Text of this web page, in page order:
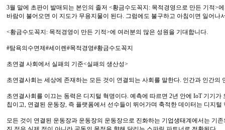
3월 말에 초판이 발매되는 본인의 졸저 <황금수도꼭지: 목적경영으로 만든 기적>
바람이 불어오면 이 지도가 무용지물이 된다. 그럼에도 불구하고 아침이면 일어
<황금수도꼭지: 목적경영이 만든 기적>에 여러분의 많은 성원을 기대합니다.
#탐욕의수면제#세이렌#목적경영#황금수도꼭지
초연결 사회에서 실패의 기준<실패의 생산성>
초연결사회는 세상에 존재하는 모든 것이 연결되는 사회를 말한다. 인간과 인간
초연결사회를 이끄는 동력은 디지털 혁명이다. 예측에 따르면 2년 안에 IoT 기기
칩이고, 연결된 운동장, 즉 플랫폼에서 선수들이 뛰어가며 축적한 데이터는 디지털
모든 것이 연결된 운동장과 운동장의 운동장으로 진화하는 기업생태계에서는 기